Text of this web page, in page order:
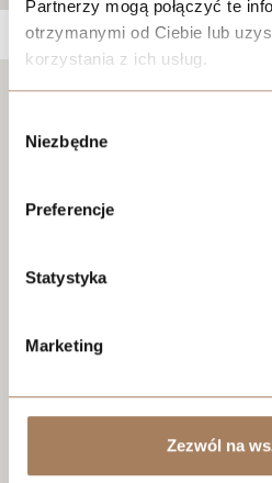
Partnerzy mogą połączyć te
otrzymanymi od Ciebie lub
korzystania z ich usług.
process your information.
zgody
Niezbędne
Preferencje
Statystyka
Marketing
Zezwól na